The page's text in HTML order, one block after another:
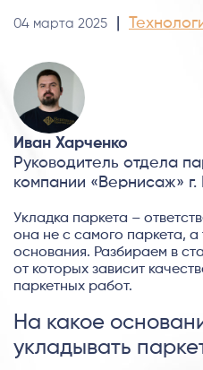
04 марта 2025
Иван Харченко
Руководитель отдела
компании «Вернисаж»
Укладка паркета –
она не с самого паркета, а
основания. Разбираем в
от которых зависит
паркетных работ.
На какое
укладывать